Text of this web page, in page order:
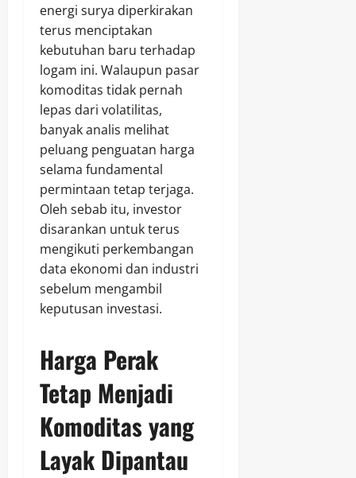
energi surya diperkirakan
terus menciptakan
kebutuhan baru terhadap
logam ini. Walaupun pasar
komoditas tidak pernah
lepas dari volatilitas,
banyak analis melihat
peluang penguatan harga
selama fundamental
permintaan tetap terjaga.
Oleh sebab itu, investor
disarankan untuk terus
mengikuti perkembangan
data ekonomi dan industri
sebelum mengambil
keputusan investasi.
Harga Perak
Tetap Menjadi
Komoditas yang
Layak Dipantau